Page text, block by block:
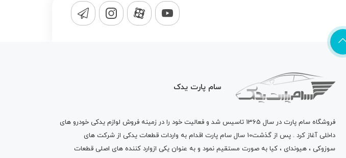
سام پارت یدک
فروشگاه سام پارت
در سال 1365 تاسیس شد و فعالیت خود را در زمینه فروش لوازم یدکی خودرو های
داخلی آغاز کرد . پس از گذشت10 سال سام پارت اقدام به واردات قطعات یدکی از شرکت های
سوزوکی ، هیوندای ، کیا به صورت مستقیم نمود و به عنوان یکی ازوارد کننده های اصلی قطعات